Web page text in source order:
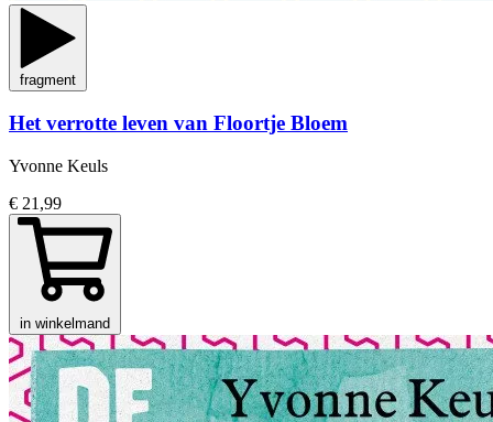
fragment
Het verrotte leven van Floortje Bloem
Yvonne Keuls
€ 21,99
in winkelmand